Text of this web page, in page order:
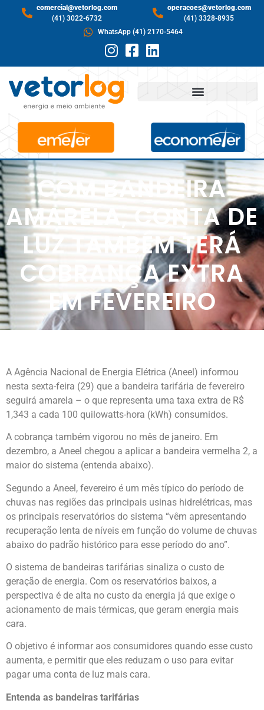
comercial@vetorlog.com
(41) 3022-6732
operacoes@vetorlog.com
(41) 3328-8935
WhatsApp (41) 2170-5464
COM BANDEIRA
AMARELA, CONTA DE
LUZ TAMBÉM TERÁ
COBRANÇA EXTRA
EM FEVEREIRO
A Agência Nacional de Energia Elétrica (Aneel) informou
nesta sexta-feira (29) que a bandeira tarifária de fevereiro
seguirá amarela – o que representa uma taxa extra de R$
1,343 a cada 100 quilowatts-hora (kWh) consumidos.
A cobrança também vigorou no mês de janeiro. Em
dezembro, a Aneel chegou a aplicar a bandeira vermelha 2, a
maior do sistema (entenda abaixo).
Segundo a Aneel, fevereiro é um mês típico do período de
chuvas nas regiões das principais usinas hidrelétricas, mas
os principais reservatórios do sistema “vêm apresentando
recuperação lenta de níveis em função do volume de chuvas
abaixo do padrão histórico para esse período do ano”.
O sistema de bandeiras tarifárias sinaliza o custo de
geração de energia. Com os reservatórios baixos, a
perspectiva é de alta no custo da energia já que exige o
acionamento de mais térmicas, que geram energia mais
cara.
O objetivo é informar aos consumidores quando esse custo
aumenta, e permitir que eles reduzam o uso para evitar
pagar uma conta de luz mais cara.
Entenda as bandeiras tarifárias